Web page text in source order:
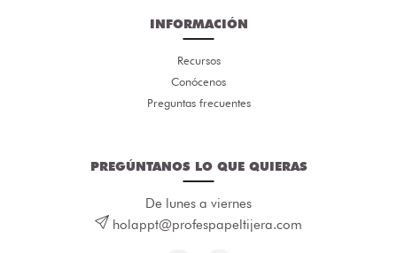
INFORMACIÓN
Recursos
Conócenos
Preguntas frecuentes
PREGÚNTANOS LO QUE QUIERAS
De lunes a viernes
holappt@profespapeltijera.com